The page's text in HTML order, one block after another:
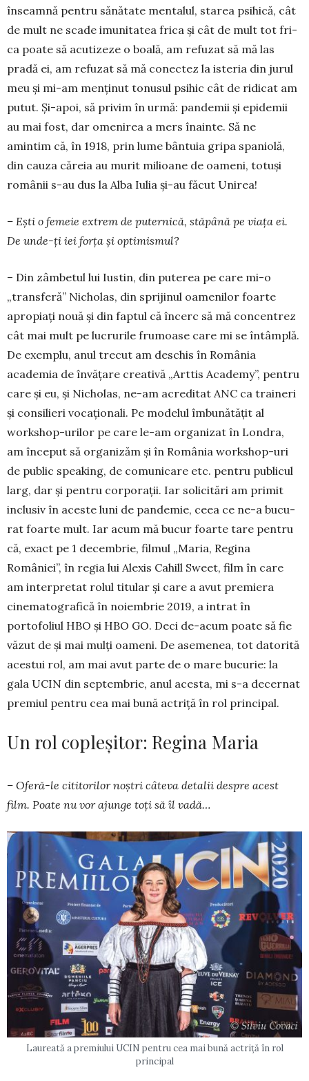
înseamnă pentru să­nătate mentalul, starea psihică, cât
de mult ne scade imunitatea frica şi cât de mult tot fri­
ca poate să acuti­zeze o boală, am refuzat să mă las
pradă ei, am refuzat să mă co­nectez la isteria din jurul
meu și mi-am menţinut tonusul psi­hic cât de ridicat am
putut. Și-apoi, să privim în urmă: pandemii şi epidemii
au mai fost, dar omenirea a mers înainte. Să ne
amintim că, în 1918, prin lume bântuia gripa spaniolă,
din cauza că­reia au murit milioane de oameni, totuşi
românii s-au dus la Alba Iulia şi-au făcut Unirea!
– Ești o femeie extrem de puternică, stăpână pe viața ei.
De unde-ți iei forța și optimismul?
– Din zâmbetul lui Iustin, din puterea pe care mi-o
„transferă” Nicholas, din sprijinul oame­ni­lor foarte
apropiaţi nouă şi din faptul că încerc să mă concentrez
cât mai mult pe lucrurile fru­moa­se care mi se întâmplă.
De exemplu, anul trecut am des­chis în România
academia de învăţare creativă „Arttis Academy”, pentru
care şi eu, şi Nicholas, ne-am acreditat ANC ca traineri
şi consilieri vo­caţionali. Pe modelul îmbunătăţit al
works­hop-urilor pe care le-am organizat în Lon­dra,
am început să orga­ni­zăm şi în România work­shop-uri
de public speaking, de comu­nicare etc. pentru pu­blicul
larg, dar şi pentru corporaţii. Iar solicitări am primit
inclusiv în aceste luni de pan­de­mie, ceea ce ne-a bucu­
rat foarte mult. Iar a­cum mă bucur foarte tare pentru
că, exact pe 1 decembrie, filmul „Ma­ria, Regina
României”, în regia lui Alexis Cahill Sweet, film în care
am interpretat rolul titular şi care a avut premiera
cinematografică în noiembrie 2019, a intrat în
portofoliul HBO şi HBO GO. Deci de-acum poa­te să fie
văzut de şi mai mulţi oameni. De ase­menea, tot datorită
acestui rol, am mai avut parte de o mare bucurie: la
gala UCIN din sep­tem­brie, anul acesta, mi s-a decernat
pre­miul pen­tru cea mai bună actriţă în rol principal.
Un rol copleșitor: Regina Maria
– Oferă-le cititorilor noștri câteva detalii des­­pre acest
film. Poate nu vor ajunge toți să îl va­dă…
Laureată a premiului UCIN pentru cea mai bună actriță în rol
principal